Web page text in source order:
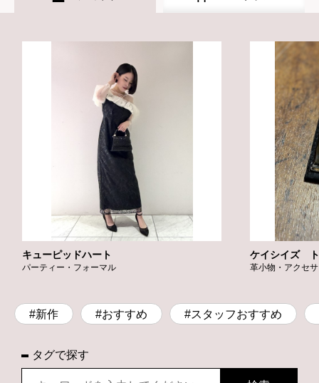
キューピッドハート
パーティー・フォーマル
ケイシイズ ト
革小物・アクセ
#新作 #おすすめ #スタッフおすすめ
タグで探す